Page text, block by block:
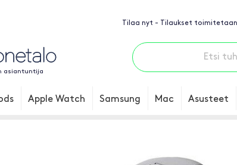
Tilaa nyt - Tilaukset toimitetaan
asiantuntija
Apple Watch Samsung Mac Asusteet